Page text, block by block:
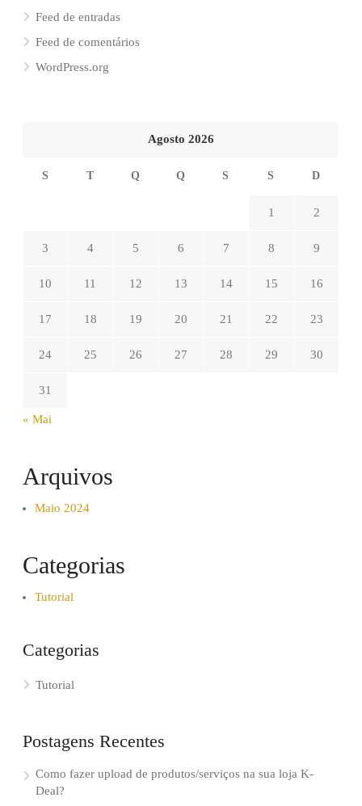
Feed de entradas
Feed de comentários
WordPress.org
Agosto 2026
S T Q Q S S D
1 2
3 4 5 6 7 8 9
10 11 12 13 14 15 16
17 18 19 20 21 22 23
24 25 26 27 28 29 30
31
« Mai
Arquivos
Maio 2024
Categorias
Tutorial
Categorias
Tutorial
Postagens Recentes
Como fazer upload de produtos/serviços na sua loja K-
Deal?